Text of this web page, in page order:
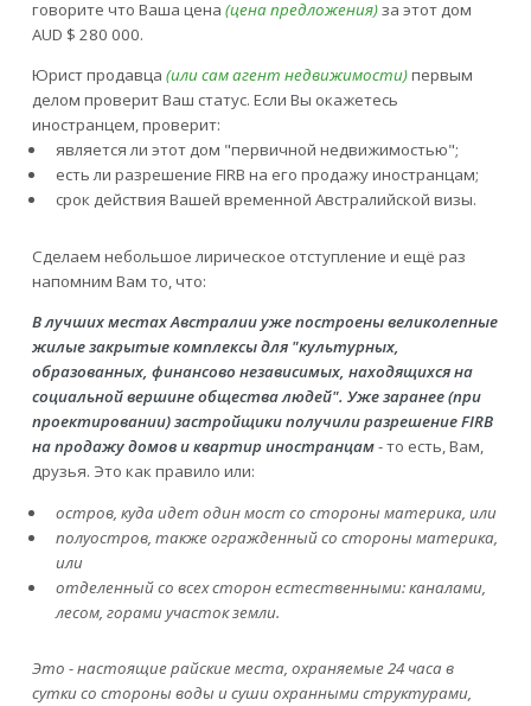
говорите что Ваша цена (цена предложения)за этот дом
AUD $ 280 000.
Юрист продавца (или сам агент недвижимости)первым
делом проверит Ваш статус. Если Вы окажетесь
иностранцем, проверит:
является ли этот дом "первичной недвижимостью";
есть ли разрешение FIRB на его продажу иностранцам;
срок действия Вашей временной Австралийской визы.
Сделаем небольшое лирическое отступление и ещё раз
напомним Вам то, что:
В лучших местах Австралии уже построены великолепные
жилые закрытые комплексы для "культурных,
образованных, финансово независимых, находящихся на
социальной вершине общества людей". Уже заранее (при
проектировании) застройщики получили разрешение FIRB
на продажу домов и квартир иностранцам- то есть, Вам,
друзья. Это как правило или:
остров, куда идет один мост со стороны материка, или
полуостров, также огражденный со стороны материка,
или
отделенный со всех сторон естественными: каналами,
лесом, горами участок земли.
Это - настоящие райские места, охраняемые 24 часа в
сутки со стороны воды и суши охранными структурами,